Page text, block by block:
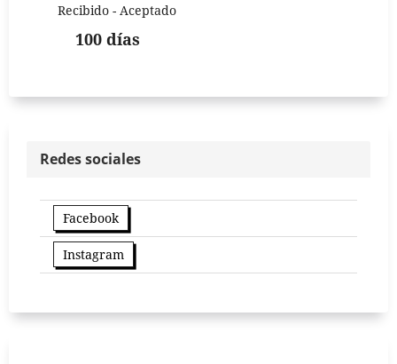
Recibido - Aceptado
100 días
Redes sociales
Facebook
Instagram